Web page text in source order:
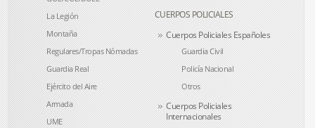
La Legión
Montaña
Regulares/Tropas Nómadas
Guardia Real
Ejército del Aire
Armada
UME
CUERPOS POLICIALES
Cuerpos Policiales Españoles
Guardia Civil
Policía Nacional
Otros
Cuerpos Policiales
Internacionales